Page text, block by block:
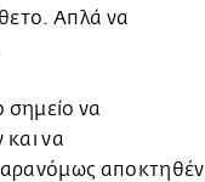
Απλά να
σημείο να
να
αποκτηθέν